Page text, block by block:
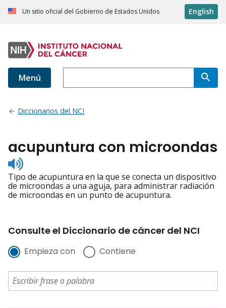
Un sitio oficial del Gobierno de Estados Unidos English
Menú
Diccionarios del NCI
acupuntura con microondas
Listen
to
pronunciation
Tipo de acupuntura en la que se conecta un dispositivo
de microondas a una aguja, para administrar radiación
de microondas en un punto de acupuntura.
Consulte el Diccionario de cáncer del NCI
Empieza con Contiene